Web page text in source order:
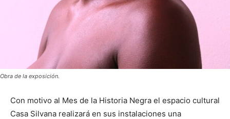
Obra de la exposición.
Con motivo al Mes de la Historia Negra el espacio cultural
Casa Silvana realizará en sus instalaciones una